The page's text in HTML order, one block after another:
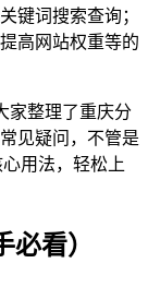
键词搜索查询；
高网站权重等的
家整理了重庆分
见疑问，不管是
用法，轻松上
看）